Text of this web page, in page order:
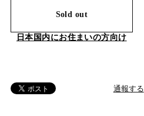
Sold out
日本国内にお住まいの方向け
通報する